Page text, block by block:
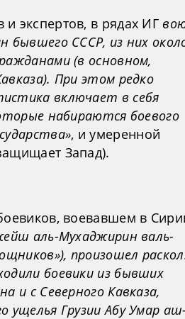
экспертов, в рядах ИГ
бывшего СССР, из них
(в основном,
При этом редко
включает в себя
набираются боевого
, и умеренной
Запад).
воевавшем в
аль-Мухаджирин валь-
произошел
боевики из бывших
и с Северного Кавказа,
ущелья Грузии Абу Умар аш-